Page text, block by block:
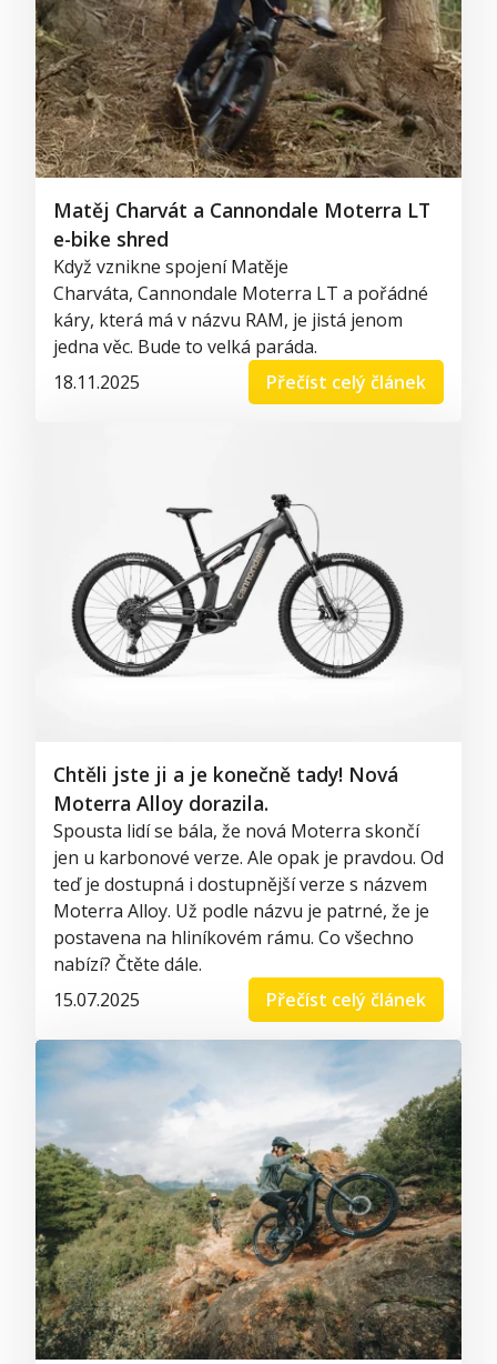
Matěj Charvát a Cannondale Moterra LT
e-bike shred
Když vznikne spojení Matěje
Charváta, Cannondale Moterra LT a pořádné
káry, která má v názvu RAM, je jistá jenom
jedna věc. Bude to velká paráda.
18.11.2025
Přečíst celý článek
Chtěli jste ji a je konečně tady! Nová
Moterra Alloy dorazila.
Spousta lidí se bála, že nová Moterra skončí
jen u karbonové verze. Ale opak je pravdou. Od
teď je dostupná i dostupnější verze s názvem
Moterra Alloy. Už podle názvu je patrné, že je
postavena na hliníkovém rámu. Co všechno
nabízí? Čtěte dále.
15.07.2025
Přečíst celý článek